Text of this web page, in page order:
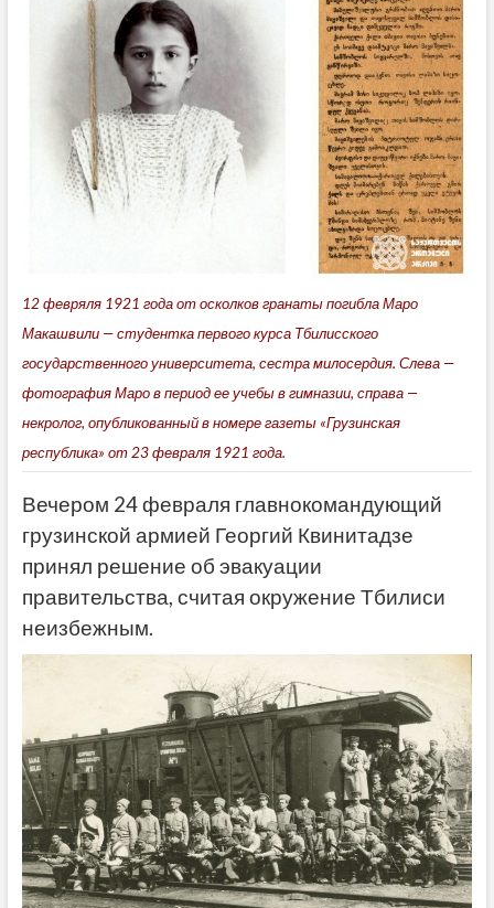
12 февряля 1921 года от осколков гранаты погибла Маро
Макашвили — студентка первого курса Тбилисского
государственного университета, сестра милосердия. Слева —
фотография Маро в период ее учебы в гимназии, справа —
некролог, опубликованный в номере газеты «Грузинская
республика» от 23 февраля 1921 года.
Вечером 24 февраля главнокомандующий
грузинской армией Георгий Квинитадзе
принял решение об эвакуации
правительства, считая окружение Тбилиси
неизбежным.